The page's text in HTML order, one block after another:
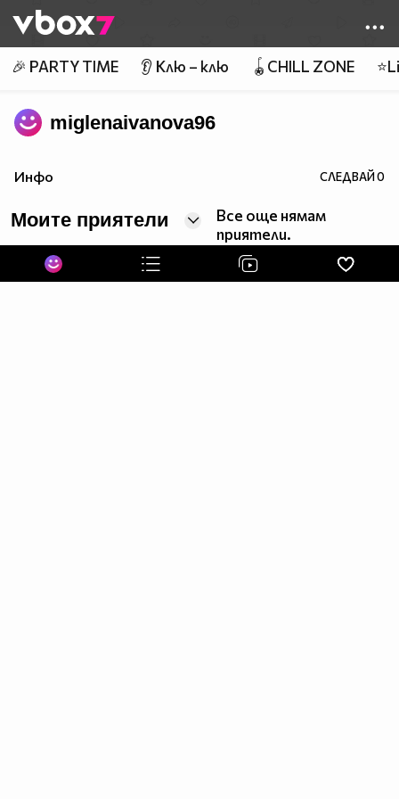
👾
🎉 PARTY TIME 👂 Клю – клю 🪀CHILL ZONE
miglenaivanova96
Инфо СЛЕДВАЙ0
Моите приятели
Все още нямам
приятели.